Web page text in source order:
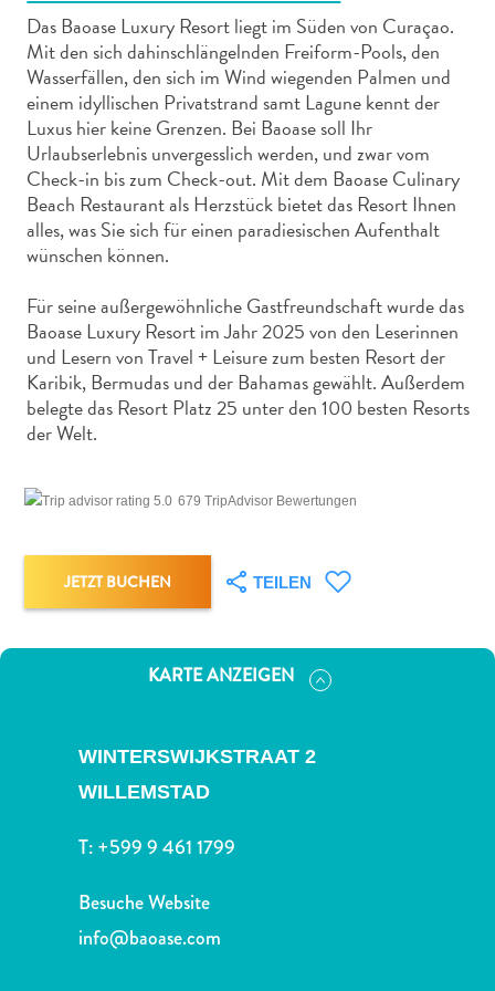
Abenteuer
zu
Land
andere
Einkaufsviertel
und
trinken
Kunst
und
Kultur
Mietwagen
Nachtleben
Unterhaltung
Natur
und
Sehenswürdigkeiten
Tauch-
Das Baoase Luxury Resort liegt im Süden von Curaçao.
Mit den sich dahinschlängelnden Freiform-Pools, den
Wasserfällen, den sich im Wind wiegenden Palmen und
einem idyllischen Privatstrand samt Lagune kennt der
Luxus hier keine Grenzen. Bei Baoase soll Ihr
Urlaubserlebnis unvergesslich werden, und zwar vom
Check-in bis zum Check-out. Mit dem Baoase Culinary
Beach Restaurant als Herzstück bietet das Resort Ihnen
alles, was Sie sich für einen paradiesischen Aufenthalt
wünschen können.
Für seine außergewöhnliche Gastfreundschaft wurde das
Baoase Luxury Resort im Jahr 2025 von den Leserinnen
und Lesern von Travel + Leisure zum besten Resort der
Karibik, Bermudas und der Bahamas gewählt. Außerdem
belegte das Resort Platz 25 unter den 100 besten Resorts
der Welt.
679 TripAdvisor Bewertungen
JETZT BUCHEN TEILEN
KARTE ANZEIGEN
WINTERSWIJKSTRAAT 2
WILLEMSTAD
T:+599 9 461 1799
Besuche Website
info@baoase.com